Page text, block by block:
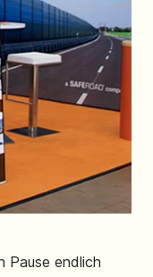
Pause endlich